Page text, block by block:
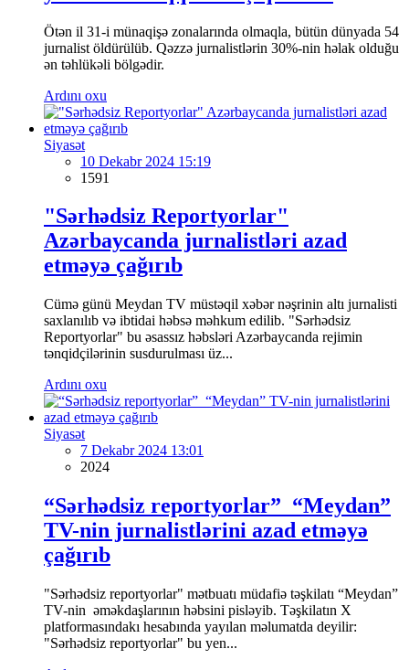
Ötən il 31-i münaqişə zonalarında olmaqla, bütün dünyada 54
jurnalist öldürülüb. Qəzzə jurnalistlərin 30%-nin həlak olduğu
ən təhlükəli bölgədir.
Ardını oxu
Siyasət
10 Dekabr 2024 15:19
1591
"Sərhədsiz Reportyorlar"
Azərbaycanda jurnalistləri azad
etməyə çağırıb
Cümə günü Meydan TV müstəqil xəbər nəşrinin altı jurnalisti
saxlanılıb və ibtidai həbsə məhkum edilib. "Sərhədsiz
Reportyorlar" bu əsassız həbsləri Azərbaycanda rejimin
tənqidçilərinin susdurulması üz...
Ardını oxu
Siyasət
7 Dekabr 2024 13:01
2024
“Sərhədsiz reportyorlar” “Meydan”
TV-nin jurnalistlərini azad etməyə
çağırıb
"Sərhədsiz reportyorlar" mətbuatı müdafiə təşkilatı “Meydan”
TV-nin əməkdaşlarının həbsini pisləyib. Təşkilatın X
platformasındakı hesabında yayılan məlumatda deyilir:
"Sərhədsiz reportyorlar" bu yen...